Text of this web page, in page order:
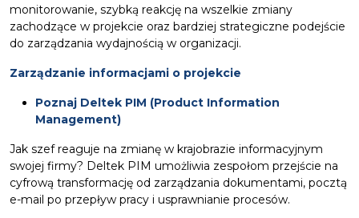
monitorowanie, szybką reakcję na wszelkie zmiany
zachodzące w projekcie oraz bardziej strategiczne podejście
do zarządzania wydajnością w organizacji.
Zarządzanie informacjami o projekcie
Poznaj Deltek PIM (Product Information
Management)
Jak szef reaguje na zmianę w krajobrazie informacyjnym
swojej firmy? Deltek PIM umożliwia zespołom przejście na
cyfrową transformację od zarządzania dokumentami, pocztą
e-mail po przepływ pracy i usprawnianie procesów.